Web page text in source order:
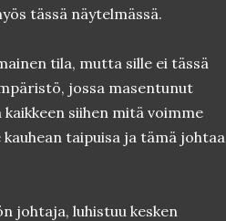
tässä näytelmässä.
tila, mutta sille ei tässä
jossa masentunut
siihen mitä voimme
taipuisa ja tämä johtaa
johtaja, luhistuu kesken